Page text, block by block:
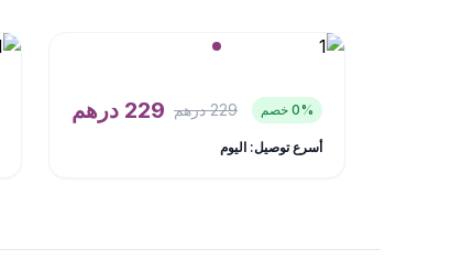
0% خصم 229درهم 229 درهم
أسرع توصيل: اليوم